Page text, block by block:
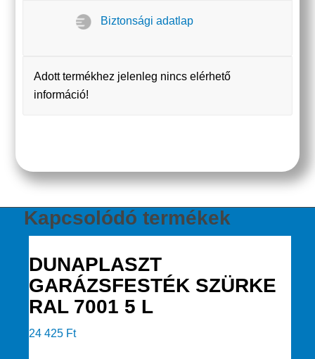
Biztonsági adatlap
Adott termékhez jelenleg nincs elérhető
információ!
Kapcsolódó termékek
DUNAPLASZT
GARÁZSFESTÉK SZÜRKE
RAL 7001 5 L
24 425 Ft